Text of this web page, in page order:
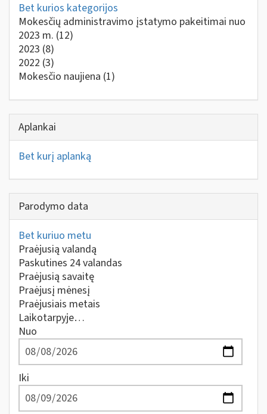
Bet kurios kategorijos
Mokesčių administravimo įstatymo pakeitimai nuo
2023 m. (12)
2023 (8)
2022 (3)
Mokesčio naujiena (1)
Aplankai
Bet kurį aplanką
Parodymo data
Bet kuriuo metu
Praėjusią valandą
Paskutines 24 valandas
Praėjusią savaitę
Praėjusį mėnesį
Praėjusiais metais
Laikotarpyje…
Nuo
Iki